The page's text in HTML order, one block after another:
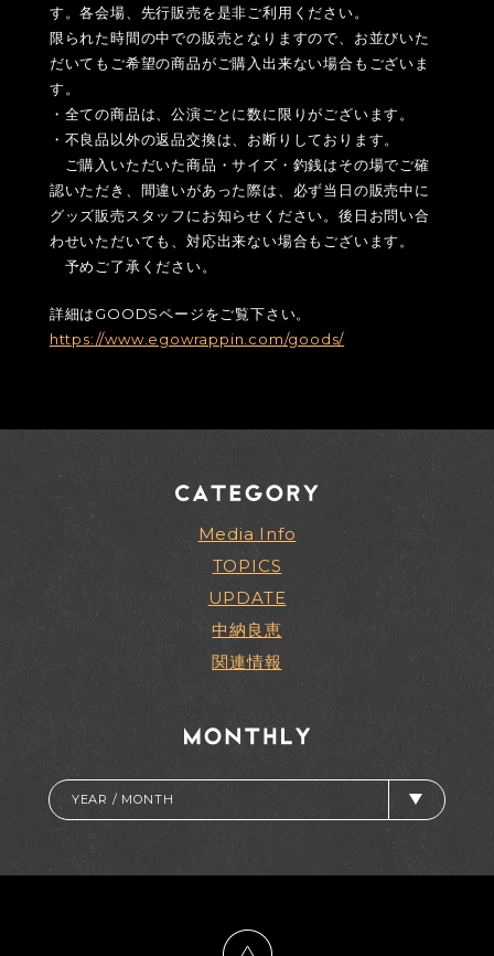
す。各会場、先行販売を是非ご利用ください。
限られた時間の中での販売となりますので、お並びいた
だいてもご希望の商品がご購入出来ない場合もございま
す。
・全ての商品は、公演ごとに数に限りがございます。
・不良品以外の返品交換は、お断りしております。
ご購入いただいた商品・サイズ・釣銭はその場でご確
認いただき、間違いがあった際は、必ず当日の販売中に
グッズ販売スタッフにお知らせください。後日お問い合
わせいただいても、対応出来ない場合もございます。
予めご了承ください。
詳細はGOODSページをご覧下さい。
https://www.egowrappin.com/goods/
Media Info
TOPICS
UPDATE
中納良恵
関連情報
YEAR / MONTH